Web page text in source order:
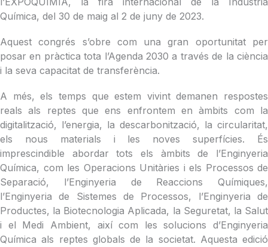
Química, del 30 de maig al 2 de juny de 2023.
Aquest congrés s’obre com una gran oportunitat per
posar en pràctica tota l’Agenda 2030 a través de la ciència
i la seva capacitat de transferència.
A més, els temps que estem vivint demanen respostes
reals als reptes que ens enfrontem en àmbits com la
digitalització, l’energia, la descarbonització, la circularitat,
els nous materials i les noves superfícies. És
imprescindible abordar tots els àmbits de l’Enginyeria
Química, com les Operacions Unitàries i els Processos de
Separació, l’Enginyeria de Reaccions Químiques,
l’Enginyeria de Sistemes de Processos, l’Enginyeria de
Productes, la Biotecnologia Aplicada, la Seguretat, la Salut
i el Medi Ambient, així com les solucions d’Enginyeria
Química als reptes globals de la societat. Aquesta edició